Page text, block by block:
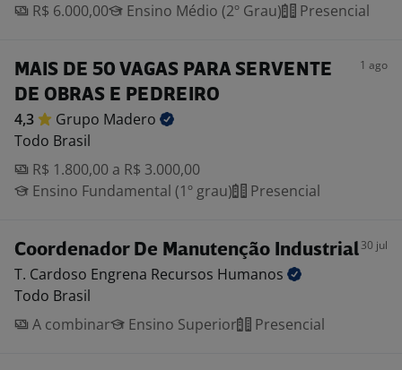
R$ 6.000,00
Ensino Médio (2º Grau) Presencial
MAIS DE 50 VAGAS PARA SERVENTE
DE OBRAS E PEDREIRO
1 ago
4,3 Grupo Madero
Todo Brasil
R$ 1.800,00 a R$ 3.000,00
Ensino Fundamental (1º grau)
Presencial
Coordenador De Manutenção Industrial30 jul
T. Cardoso Engrena Recursos Humanos
Todo Brasil
A combinar
Ensino Superior Presencial